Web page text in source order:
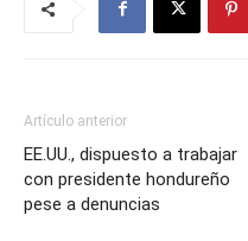
Artículo anterior
EE.UU., dispuesto a trabajar
con presidente hondureño
pese a denuncias